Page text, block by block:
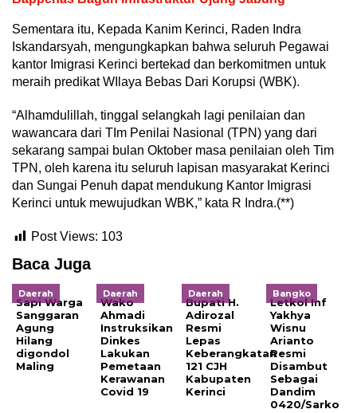
Sementara itu, Kepada Kanim Kerinci, Raden Indra
Iskandarsyah, mengungkapkan bahwa seluruh Pegawai
kantor Imigrasi Kerinci bertekad dan berkomitmen untuk
meraih predikat WIlaya Bebas Dari Korupsi (WBK).
“Alhamdulillah, tinggal selangkah lagi penilaian dan
wawancara dari TIm Penilai Nasional (TPN) yang dari
sekarang sampai bulan Oktober masa penilaian oleh Tim
TPN, oleh karena itu seluruh lapisan masyarakat Kerinci
dan Sungai Penuh dapat mendukung Kantor Imigrasi
Kerinci untuk mewujudkan WBK,” kata R Indra.(**)
Post Views: 103
Baca Juga
Daerah
Sapi Warga
Sanggaran
Agung
Hilang
digondol
Maling
Daerah
Wako
Ahmadi
Instruksikan
Dinkes
Lakukan
Pemetaan
Kerawanan
Covid 19
Daerah
Bupati H.
Adirozal
Resmi
Lepas
Keberangkatan
121 CJH
Kabupaten
Kerinci
Bangko
Letkol Inf
Yakhya
Wisnu
Arianto
Resmi
Disambut
Sebagai
Dandim
0420/Sarko